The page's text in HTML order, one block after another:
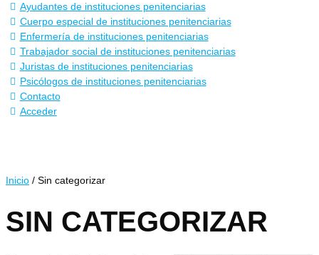
Ayudantes de instituciones penitenciarias
Cuerpo especial de instituciones penitenciarias
Enfermería de instituciones penitenciarias
Trabajador social de instituciones penitenciarias
Juristas de instituciones penitenciarias
Psicólogos de instituciones penitenciarias
Contacto
Acceder
Inicio / Sin categorizar
SIN CATEGORIZAR